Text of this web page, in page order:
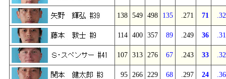
138 549 498 135 .271 71
114 400 357 89 .249 36
107 313 276 67 .243 33
95 266 229 68 .297 24